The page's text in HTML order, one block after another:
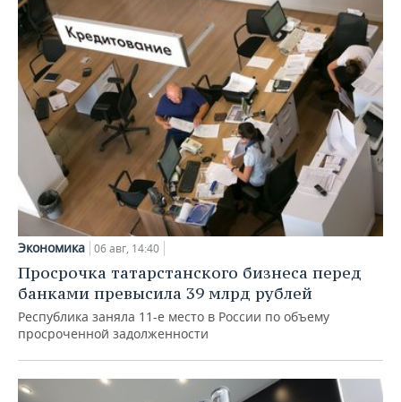
Экономика 06 авг, 14:40
Просрочка татарстанского бизнеса перед
банками превысила 39 млрд рублей
Республика заняла 11-е место в России по объему
просроченной задолженности